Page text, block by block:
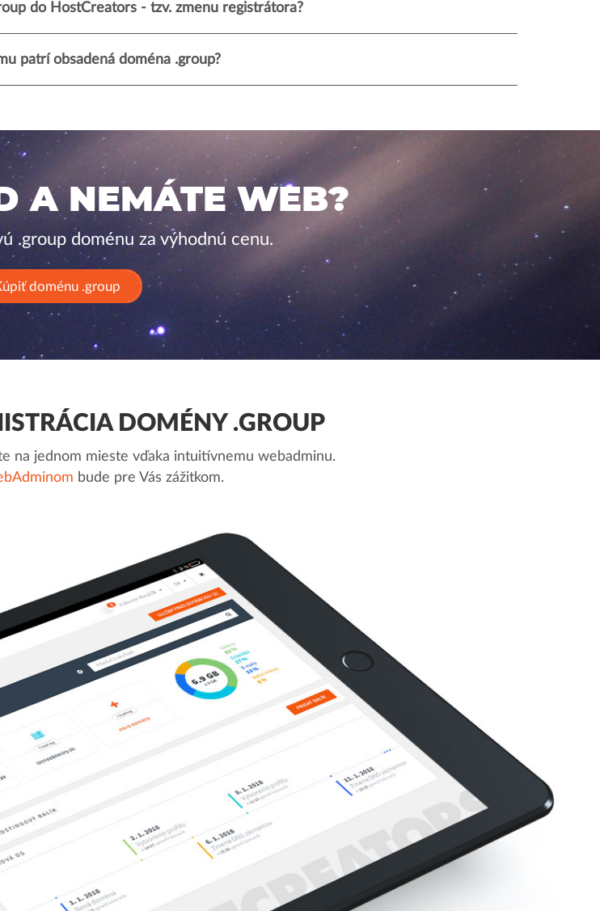
do HostCreators - tzv. zmenu registrátora?
patrí obsadená doména .group?
A NEMÁTE WEB?
.group doménu za výhodnú cenu.
doménu .group
DOMÉNY .GROUP
na jednom mieste vďaka intuitívnemu webadminu.
bude pre Vás zážitkom.